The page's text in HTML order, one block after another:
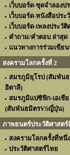
เว็บบอร์ด-ชุดจำลองป
เว็บบอร์ด-หนังสือประ
เว็บบอร์ด-เพลงประวั
คำถาม/คำตอบ ล่าสุด
แนวทางการร่วมเขีย
สงครามโลกครั้งที่ 2
สมรภูมิยุโรป (สัมพันธ
อิตาลี)
สมรภูมิแปซิฟิก-เอเชีย
(สัมพันธมิตรVSญี่ปุ่น)
ภาพยนตร์ประวัติศาสตร์
สงครามโลกครั้งที่หนึ่ง
ประวัติศาสตร์ไทย